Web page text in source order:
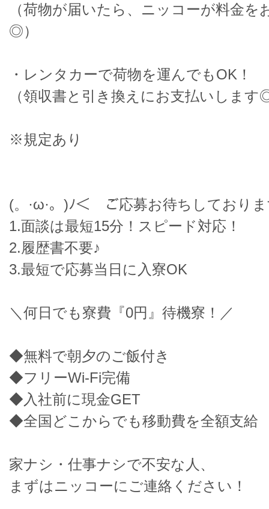
（荷物が届いたら、ニッコーが料金を
◎）
・レンタカーで荷物を運んでもOK！
（領収書と引き換えにお支払いします
※規定あり
(。·ω·。)ﾉ＜ ご応募お待ちしており
1.面談は最短15分！スピード対応！
2.履歴書不要♪
3.最短で応募当日に入寮OK
＼何日でも寮費『0円』待機寮！／
◆無料で朝夕のご飯付き
◆フリーWi-Fi完備
◆入社前に現金GET
◆全国どこからでも移動費を全額支給
家ナシ・仕事ナシで不安な人、
まずはニッコーにご連絡ください！